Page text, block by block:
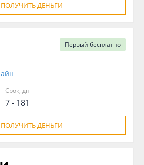
ПОЛУЧИТЬ ДЕНЬГИ
Первый бесплатно
Срок, дн
7 - 181
ПОЛУЧИТЬ ДЕНЬГИ